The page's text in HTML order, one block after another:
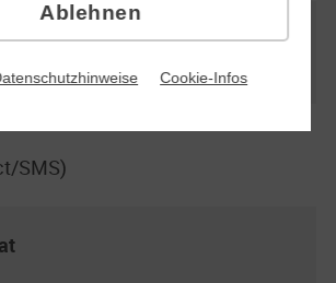
(bis zu)
SMS)
Ablehnen
Cookie-Infos